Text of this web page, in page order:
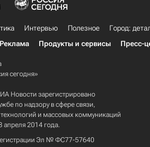
Интервью Полезное
Город:
Реклама Продукты и сервисы Пресс-
сегодня»
Новости зарегистрировано
по надзору в сфере связи,
и массовых коммуникаций
2014 года.
Эл № ФС77-57640